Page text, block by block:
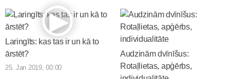
Laringīts: kas tas ir un kā to
ārstēt?
25. Jan 2019, 00:00
Audzinām dvīnīšus:
Rotaļlietas, apģērbs,